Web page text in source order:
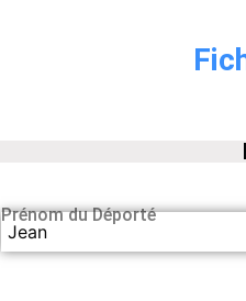
Prénom du Déporté
Jean